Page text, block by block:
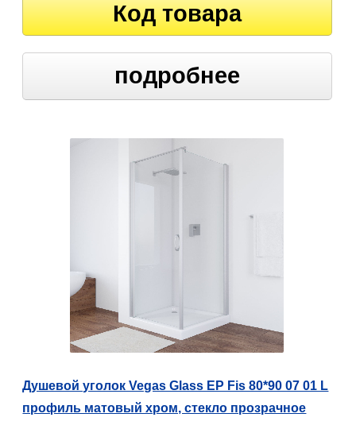
Код товара
подробнее
Душевой уголок Vegas Glass EP Fis 80*90 07 01 L
профиль матовый хром, стекло прозрачное